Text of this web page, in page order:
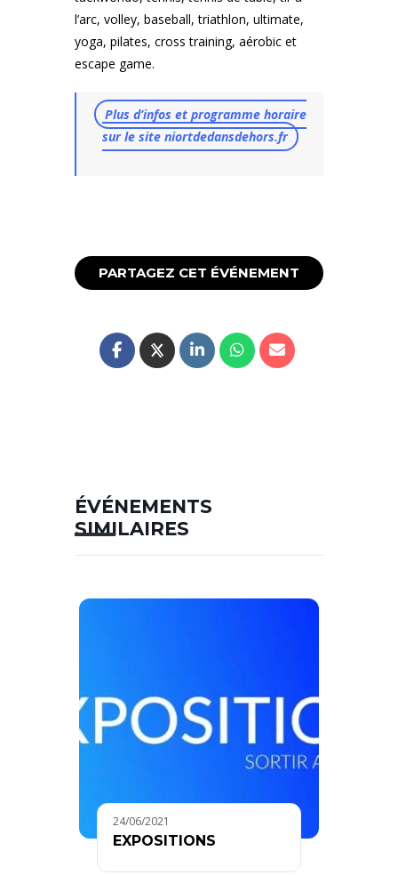
l’arc, volley, baseball, triathlon, ultimate,
yoga, pilates, cross training, aérobic et
escape game.
Plus d’infos et programme horaire
sur le site niortdedansdehors.fr
PARTAGEZ CET ÉVÉNEMENT
ÉVÉNEMENTS
SIMILAIRES
24/06/2021
EXPOSITIONS